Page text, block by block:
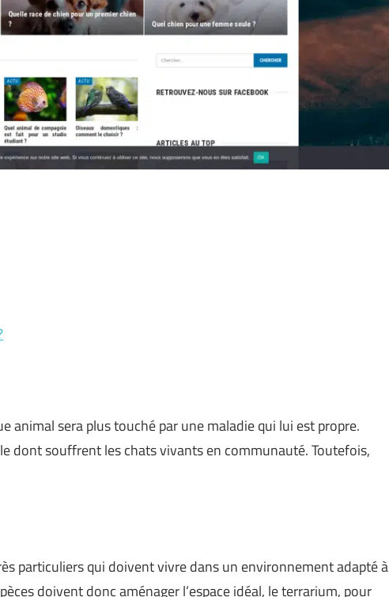
animal sera plus touché par une maladie qui lui est propre.
dont souffrent les chats vivants en communauté. Toutefois,
particuliers qui doivent vivre dans un environnement adapté à
doivent donc aménager l’espace idéal, le terrarium, pour